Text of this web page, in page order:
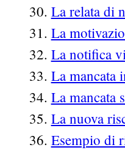
La relata di
La
La notifica
La mancata
La mancata
La nuova
Esempio di